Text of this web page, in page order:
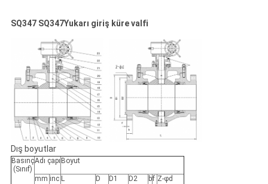
SQ347 SQ347Yukarı giriş küre valfi
Dış boyutlar
Basınç
(Sınıf)
Adı çapı Boyut
mm inc L D D1 D2 bf Z-φd